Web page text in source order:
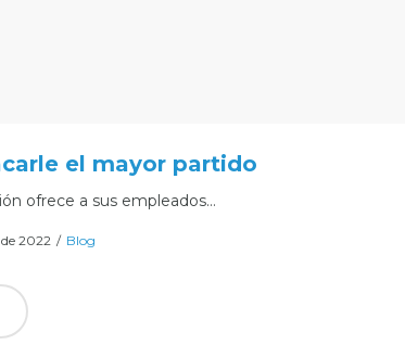
el mayor partido
ofrece a sus empleados…
2022
Posted
Blog